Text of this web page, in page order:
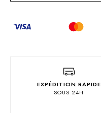
EXPÉDITION RAPIDE
SOUS 24H